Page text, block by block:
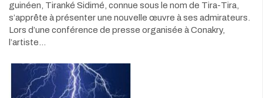
guinéen, Tiranké Sidimé, connue sous le nom de Tira-Tira,
s’apprête à présenter une nouvelle œuvre à ses admirateurs.
Lors d’une conférence de presse organisée à Conakry,
l’artiste…